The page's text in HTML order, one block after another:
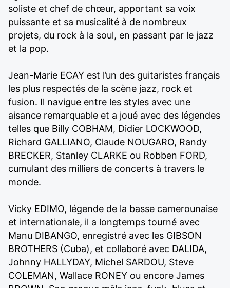
soliste et chef de chœur, apportant sa voix
puissante et sa musicalité à de nombreux
projets, du rock à la soul, en passant par le jazz
et la pop.
Jean-Marie ECAY est l’un des guitaristes français
les plus respectés de la scène jazz, rock et
fusion. Il navigue entre les styles avec une
aisance remarquable et a joué avec des légendes
telles que Billy COBHAM, Didier LOCKWOOD,
Richard GALLIANO, Claude NOUGARO, Randy
BRECKER, Stanley CLARKE ou Robben FORD,
cumulant des milliers de concerts à travers le
monde.
Vicky EDIMO, légende de la basse camerounaise
et internationale, il a longtemps tourné avec
Manu DIBANGO, enregistré avec les GIBSON
BROTHERS (Cuba), et collaboré avec DALIDA,
Johnny HALLYDAY, Michel SARDOU, Steve
COLEMAN, Wallace RONEY ou encore James